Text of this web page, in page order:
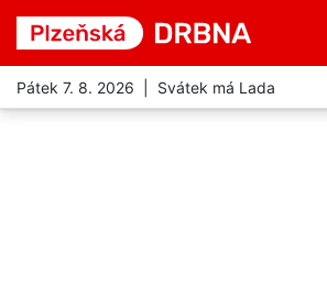
Pátek 7. 8. 2026 | Svátek má Lada